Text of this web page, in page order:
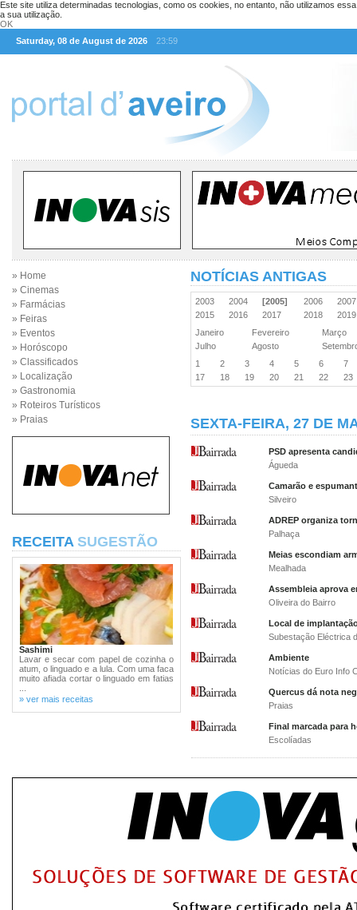
Este site utiliza determinadas tecnologias, como os cookies, no entanto, não utilizamos
a sua utilização.
OK
Saturday, 08 de August de 2026
23:59
» Home
» Cinemas
» Farmácias
» Feiras
» Eventos
» Horóscopo
» Classificados
» Localização
» Gastronomia
» Roteiros Turísticos
» Praias
RECEITA SUGESTÃO
Sashimi
Lavar e secar com papel de cozinha o
atum, o linguado e a lula. Com uma faca
muito afiada cortar o linguado em fatias
» ver mais receitas
NOTÍCIAS ANTIGAS
2003 2004 [2005] 2006
2015
2016 2017 2018
Janeiro
Fevereiro
Março
Julho
Agosto
1
2 3 4 5 6
7
17
18 19 20 21 22 23
SEXTA-FEIRA, 27 DE
PSD apresenta
Águeda
Camarão e
Silveiro
ADREP organiza
Palhaça
Meias escondiam
Mealhada
Assembleia aprova
Oliveira do Bairro
Local de
Subestação Eléctrica
Ambiente
Notícias do Euro Info
Quercus dá nota
Praias
Final marcada para
Escolíadas